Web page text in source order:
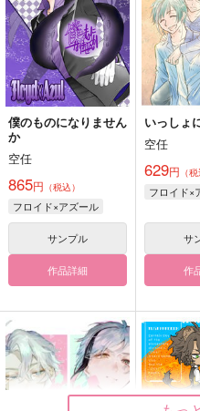
僕のものになりません
か
空任
865円 （税込）
フロイド×アズール
サンプル
作品詳細
いっしょ
空任
629円 （
フロイド×
サ
作